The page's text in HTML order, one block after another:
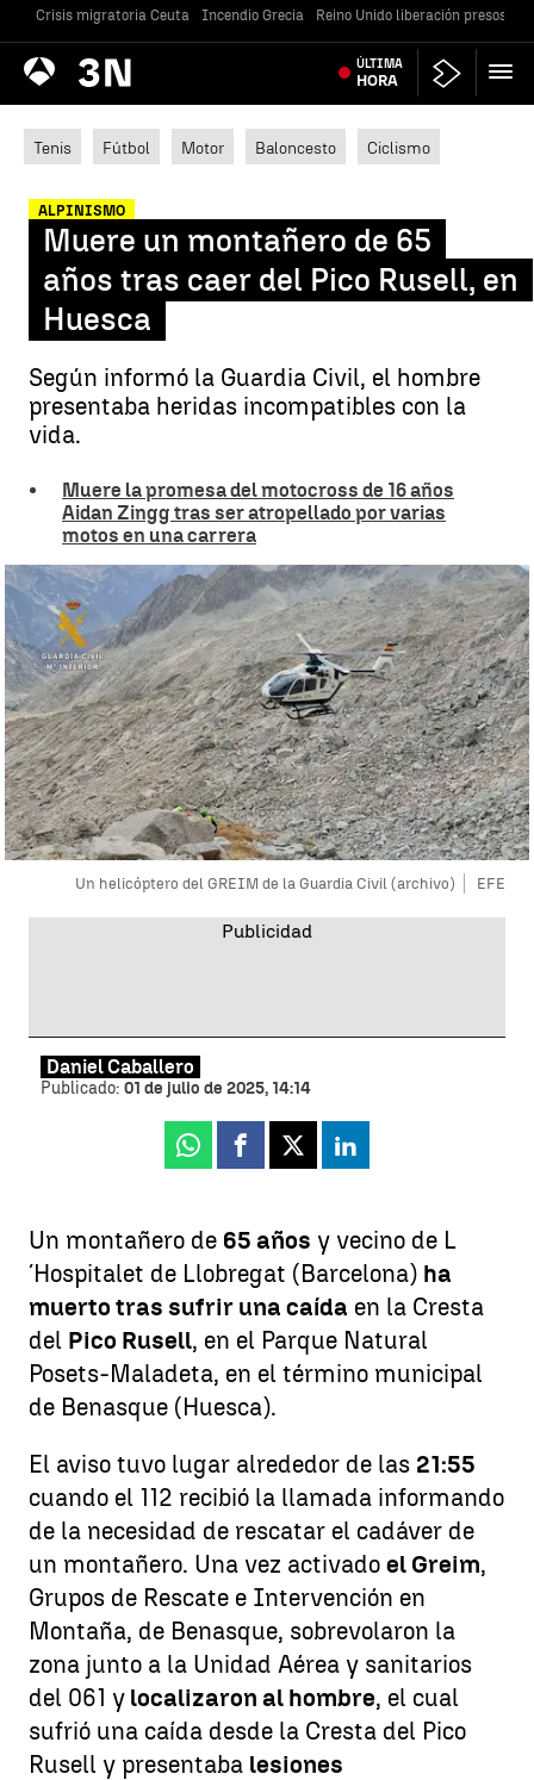
Crisis migratoria Ceuta Incendio Grecia Reino Unido liberación presos
Antena
3 Noticias ÚLTIMA
HORA
Tenis Fútbol Motor Baloncesto Ciclismo
ALPINISMO
Muere un montañero de 65
años tras caer del Pico Rusell, en
Huesca
Según informó la Guardia Civil, el hombre
presentaba heridas incompatibles con la
vida.
Muere la promesa del motocross de 16 años
Aidan Zingg tras ser atropellado por varias
motos en una carrera
Un helicóptero del GREIM de la Guardia Civil (archivo) EFE
Daniel Caballero
Publicado: 01 de julio de 2025, 14:14
Whatsapp
Facebook
X Linkedin
Un montañero de 65 años y vecino de L
´Hospitalet de Llobregat (Barcelona) ha
muerto tras sufrir una caída en la Cresta
del Pico Rusell, en el Parque Natural
Posets-Maladeta, en el término municipal
de Benasque (Huesca).
El aviso tuvo lugar alrededor de las 21:55
cuando el 112 recibió la llamada informando
de la necesidad de rescatar el cadáver de
un montañero. Una vez activado el Greim,
Grupos de Rescate e Intervención en
Montaña, de Benasque, sobrevolaron la
zona junto a la Unidad Aérea y sanitarios
del 061 y localizaron al hombre, el cual
sufrió una caída desde la Cresta del Pico
Rusell y presentaba lesiones